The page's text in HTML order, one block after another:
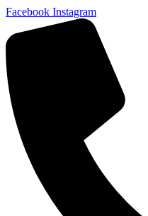
Facebook Instagram